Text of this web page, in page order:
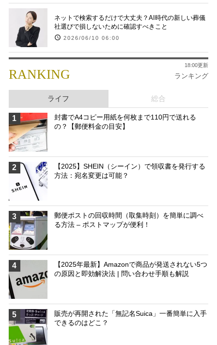
ネットで検索するだけで大丈夫？AI時代の新しい葬儀
社選びで損しないために確認すべきこと
2026/06/10 06:00
RANKING ランキング
18:00更新
ライフ 総合
1
封書でA4コピー用紙を何枚まで110円で送れる
の？【郵便料金の目安】
2
【2025】SHEIN（シーイン）で領収書を発行する
方法：宛名変更は可能？
3
郵便ポストの回収時間（取集時刻）を簡単に調べ
る方法 – ポストマップが便利！
4
【2025年最新】Amazonで商品が発送されない5つ
の原因と即効解決法 | 問い合わせ手順も解説
5
販売が再開された「無記名Suica」一番簡単に入手
できるのはどこ？